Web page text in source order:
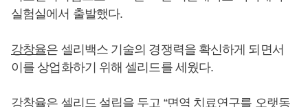
실험실에서 출발했다.
강창율은 셀리백스 기술의 경쟁력을 확신하게 되면서
이를 상업화하기 위해 셀리드를 세웠다.
강창율은 셀리드 설립을 두고 “면역 치료연구를 오랫동